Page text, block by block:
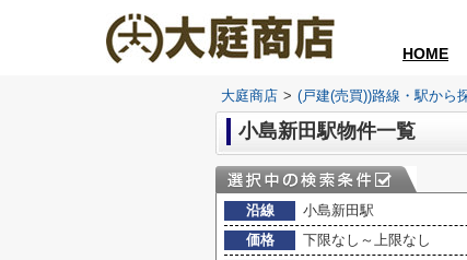
HOME
大庭商店 > (戸建(売買))路線・駅から
小島新田駅物件一覧
沿線
小島新田駅
価格
下限なし～上限なし